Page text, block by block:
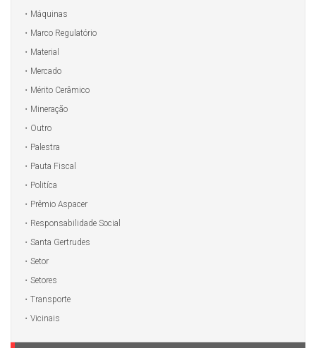
Máquinas
Marco Regulatório
Material
Mercado
Mérito Cerâmico
Mineração
Outro
Palestra
Pauta Fiscal
Politíca
Prêmio Aspacer
Responsabilidade Social
Santa Gertrudes
Setor
Setores
Transporte
Vicinais